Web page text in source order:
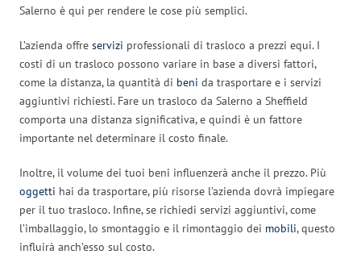
Salerno è qui per rendere le cose più semplici.
L’azienda offre servizi professionali di trasloco a prezzi equi. I
costi di un trasloco possono variare in base a diversi fattori,
come la distanza, la quantità di beni da trasportare e i servizi
aggiuntivi richiesti. Fare un trasloco da Salerno a Sheffield
comporta una distanza significativa, e quindi è un fattore
importante nel determinare il costo finale.
Inoltre, il volume dei tuoi beni influenzerà anche il prezzo. Più
oggetti hai da trasportare, più risorse l’azienda dovrà impiegare
per il tuo trasloco. Infine, se richiedi servizi aggiuntivi, come
l’imballaggio, lo smontaggio e il rimontaggio dei mobili, questo
influirà anch’esso sul costo.